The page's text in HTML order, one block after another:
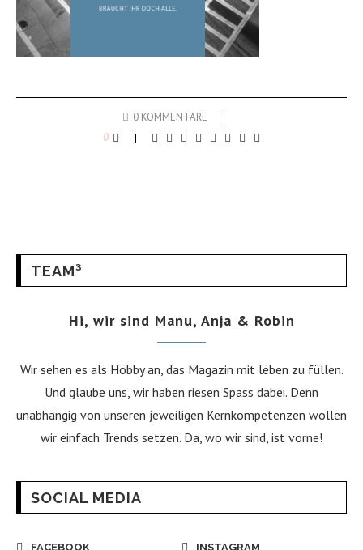
0 KOMMENTARE
0
TEAM³
Hi, wir sind Manu, Anja & Robin
Wir sehen es als Hobby an, das Magazin mit leben zu füllen.
Und glaube uns, wir haben riesen Spass dabei. Denn
unabhängig von unseren jeweiligen Kernkompetenzen wollen
wir einfach Trends setzen. Da, wo wir sind, ist vorne!
SOCIAL MEDIA
FACEBOOK INSTAGRAM